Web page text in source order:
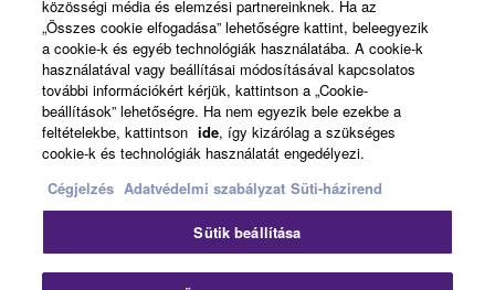
About Yamaha
Magyarország - English
Consumer
Kapcsolat velünkFelhasználás feltételei
Adatvédelmi szabályzat
Sütikre vonatkozó szabályzat
közösségi média és elemzési partnereinknek. Ha az
„Összes cookie elfogadása” lehetőségre kattint, beleegyezik
a cookie-k és egyéb technológiák használatába. A cookie-k
használatával vagy beállításai módosításával kapcsolatos
további információkért kérjük, kattintson a „Cookie-
beállítások” lehetőségre. Ha nem egyezik bele ezekbe a
feltételekbe, kattintson ide, így kizárólag a szükséges
cookie-k és technológiák használatát engedélyezi.
Cégjelzés Adatvédelmi szabályzat Süti-házirend
Sütik beállítása